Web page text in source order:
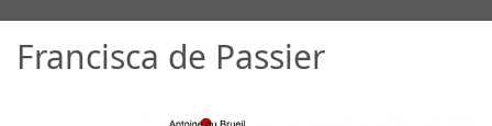
Francisca de Passier